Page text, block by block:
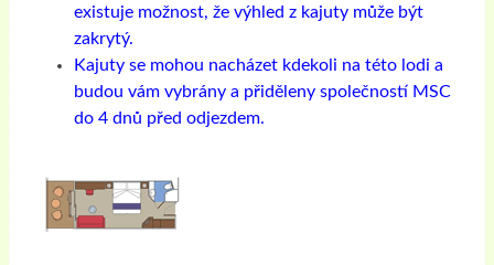
existuje možnost, že výhled z kajuty může být
zakrytý.
Kajuty se mohou nacházet kdekoli na této lodi a
budou vám vybrány a přiděleny společností MSC
do 4 dnů před odjezdem.